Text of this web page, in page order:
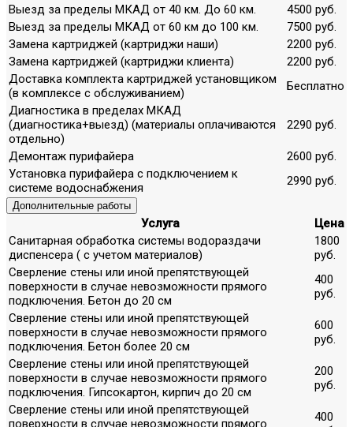
Выезд за пределы МКАД от 40 км. До 60 км.
4500 руб.
Выезд за пределы МКАД от 60 км до 100 км.
7500 руб.
Замена картриджей (картриджи наши)
2200 руб.
Замена картриджей (картриджи клиента)
2200 руб.
Доставка комплекта картриджей установщиком
(в комплексе с обслуживанием)
Бесплатно
Диагностика в пределах МКАД
(диагностика+выезд) (материалы оплачиваются
отдельно)
2290 руб.
Демонтаж пурифайера
2600 руб.
Установка пурифайера с подключением к
системе водоснабжения
2990 руб.
Дополнительные работы
Услуга
Цена
Санитарная обработка системы водораздачи
диспенсера ( с учетом материалов)
1800
руб.
Сверление стены или иной препятствующей
поверхности в случае невозможности прямого
подключения. Бетон до 20 см
400
руб.
Сверление стены или иной препятствующей
поверхности в случае невозможности прямого
подключения. Бетон более 20 см
600
руб.
Сверление стены или иной препятствующей
поверхности в случае невозможности прямого
подключения. Гипсокартон, кирпич до 20 см
200
руб.
Сверление стены или иной препятствующей
поверхности в случае невозможности прямого
400